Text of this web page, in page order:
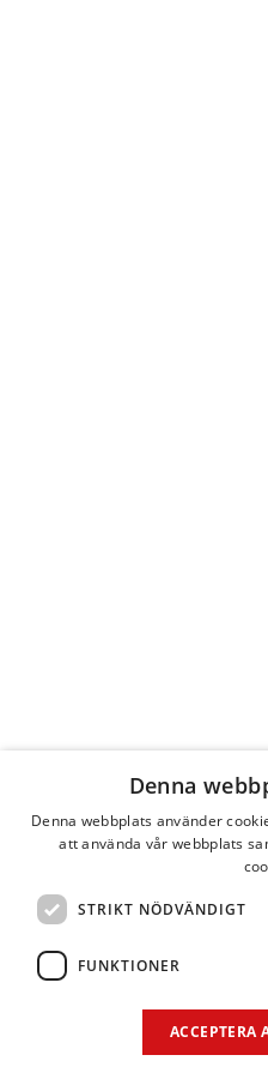
Denna
Denna webbplats använder
att använda vår webbplats
STRIKT NÖDVÄNDIGT
FUNKTIONER
ACCEPTERA